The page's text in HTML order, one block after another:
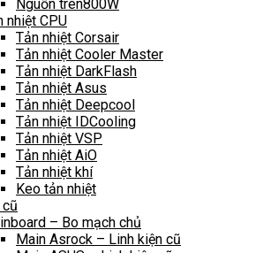
Nguồn trên800W
nhiệt CPU
Tản nhiệt Corsair
Tản nhiệt Cooler Master
Tản nhiệt DarkFlash
Tản nhiệt Asus
Tản nhiệt Deepcool
Tản nhiệt IDCooling
Tản nhiệt VSP
Tản nhiệt AiO
Tản nhiệt khí
Keo tản nhiệt
cũ
– Bo mạch chủ
Main Asrock – Linh kiện cũ